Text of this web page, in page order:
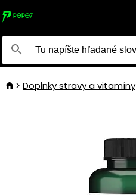
Doplnky stravy a vitamíny